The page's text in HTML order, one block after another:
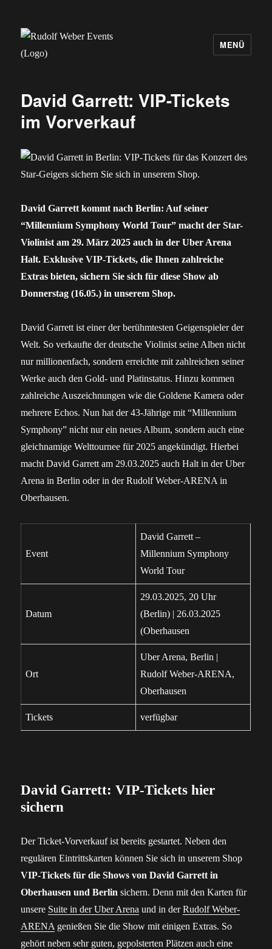
MENÜ
David Garrett: VIP-Tickets
im Vorverkauf
David Garrett kommt nach Berlin: Auf seiner
“Millennium Symphony World Tour” macht der Star-
Violinist am 29. März 2025 auch in der Uber Arena
Halt. Exklusive VIP-Tickets, die Ihnen zahlreiche
Extras bieten, sichern Sie sich für diese Show ab
Donnerstag (16.05.) in unserem Shop.
David Garrett ist einer der berühmtesten Geigenspieler der
Welt. So verkaufte der deutsche Violinist seine Alben nicht
nur millionenfach, sondern erreichte mit zahlreichen seiner
Werke auch den Gold- und Platinstatus. Hinzu kommen
zahlreiche Auszeichnungen wie die Goldene Kamera oder
mehrere Echos. Nun hat der 43-Jährige mit “Millennium
Symphony” nicht nur ein neues Album, sondern auch eine
gleichnamige Welttournee für 2025 angekündigt. Hierbei
macht David Garrett am 29.03.2025 auch Halt in der Uber
Arena in Berlin oder in der Rudolf Weber-ARENA in
Oberhausen.
Event
David Garrett –
Millennium Symphony
World Tour
Datum
29.03.2025, 20 Uhr
(Berlin) | 26.03.2025
(Oberhausen
Ort
Uber Arena, Berlin |
Rudolf Weber-ARENA,
Oberhausen
Tickets verfügbar
David Garrett: VIP-Tickets hier
sichern
Der Ticket-Vorverkauf ist bereits gestartet. Neben den
regulären Eintrittskarten können Sie sich in unserem Shop
VIP-Tickets für die Shows von David Garrett in
Oberhausen und Berlin sichern. Denn mit den Karten für
unsere Suite in der Uber Arena und in derRudolf Weber-
ARENA genießen Sie die Show mit einigen Extras. So
gehört neben sehr guten, gepolsterten Plätzen auch eine